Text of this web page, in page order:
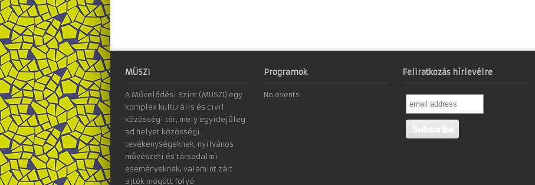
MÜSZI
A Művelődési Szint (MÜSZI) egy
komplex kulturális és civil
közösségi tér, mely egyidejűleg
ad helyet közösségi
tevékenységeknek, nyilvános
művészeti és társadalmi
eseményeknek, valamint zárt
ajtók mögött folyó
Programok
No events
Feliratkozás hírlevélre